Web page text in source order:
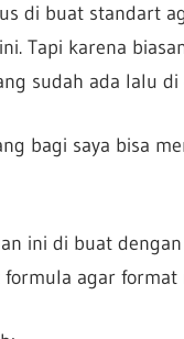
di buat standart
Tapi karena
sudah ada lalu di
bagi saya bisa
ini di buat
agar